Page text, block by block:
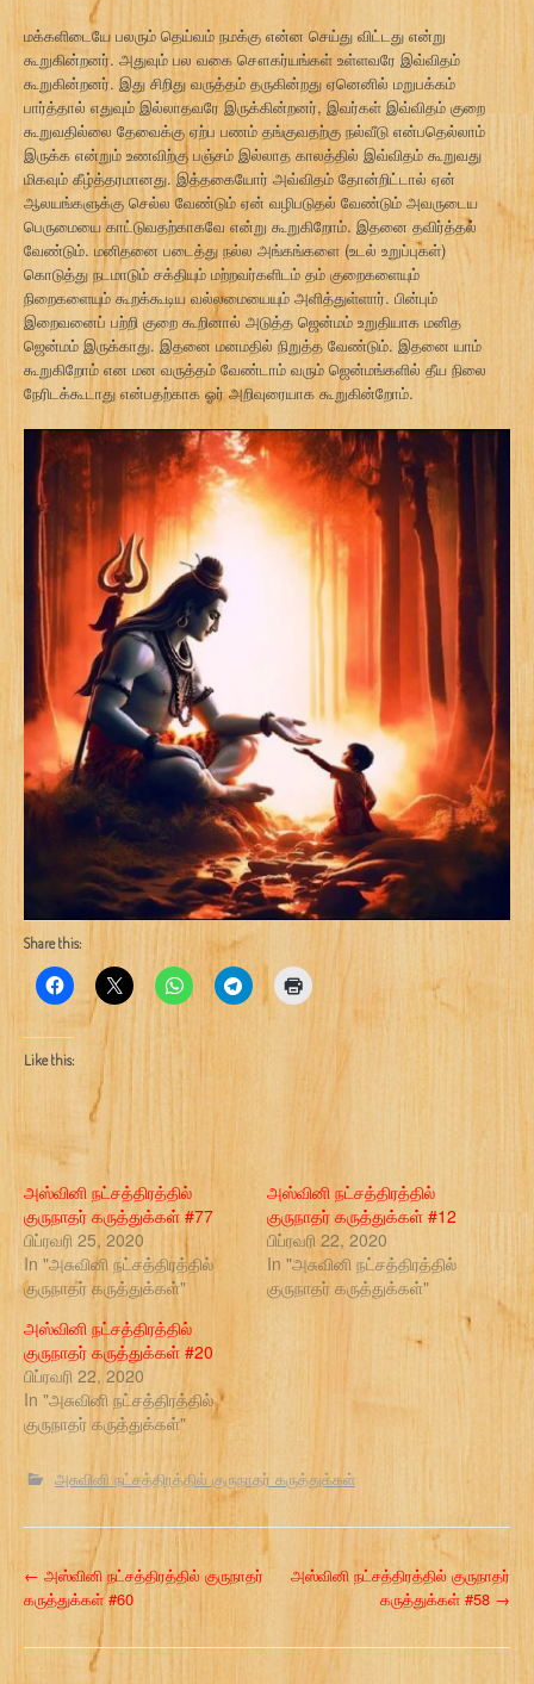
மக்களிடையே பலரும் தெய்வம் நமக்கு என்ன செய்து விட்டது என்று
கூறுகின்றனர். அதுவும் பல வகை சௌகர்யங்கள் உள்ளவரே இவ்விதம்
கூறுகின்றனர். இது சிறிது வருத்தம் தருகின்றது ஏனெனில் மறுபக்கம்
பார்த்தால் எதுவும் இல்லாதவரே இருக்கின்றனர், இவர்கள் இவ்விதம் குறை
கூறுவதில்லை தேவைக்கு ஏற்ப பணம் தங்குவதற்கு நல்வீடு என்பதெல்லாம்
இருக்க என்றும் உணவிற்கு பஞ்சம் இல்லாத காலத்தில் இவ்விதம் கூறுவது
மிகவும் கீழ்த்தரமானது. இத்தகையோர் அவ்விதம் தோன்றிட்டால் ஏன்
ஆலயங்களுக்கு செல்ல வேண்டும் ஏன் வழிபடுதல் வேண்டும் அவருடைய
பெருமையை காட்டுவதற்காகவே என்று கூறுகிறோம். இதனை தவிர்த்தல்
வேண்டும். மனிதனை படைத்து நல்ல அங்கங்களை (உடல் உறுப்புகள்)
கொடுத்து நடமாடும் சக்தியும் மற்றவர்களிடம் தம் குறைகளையும்
நிறைகளையும் கூறக்கூடிய வல்லமையையும் அளித்துள்ளார். பின்பும்
இறைவனைப் பற்றி குறை கூறினால் அடுத்த ஜென்மம் உறுதியாக மனித
ஜென்மம் இருக்காது. இதனை மனமதில் நிறுத்த வேண்டும். இதனை யாம்
கூறுகிறோம் என மன வருத்தம் வேண்டாம் வரும் ஜென்மங்களில் தீய நிலை
நேரிடக்கூடாது என்பதற்காக ஓர் அறிவுரையாக கூறுகின்றோம்.
Share this:
Like this:
அஸ்வினி நட்சத்திரத்தில்
குருநாதர் கருத்துக்கள் #77
பிப்ரவரி 25, 2020
In "அசுவினி நட்சத்திரத்தில்
குருநாதர் கருத்துக்கள்"
அஸ்வினி நட்சத்திரத்தில்
குருநாதர் கருத்துக்கள் #12
பிப்ரவரி 22, 2020
In "அசுவினி நட்சத்திரத்தில்
குருநாதர் கருத்துக்கள்"
அஸ்வினி நட்சத்திரத்தில்
குருநாதர் கருத்துக்கள் #20
பிப்ரவரி 22, 2020
In "அசுவினி நட்சத்திரத்தில்
குருநாதர் கருத்துக்கள்"
அசுவினி நட்சத்திரத்தில் குருநாதர் கருத்துக்கள்
P
← அஸ்வினி நட்சத்திரத்தில் குருநாதர்
கருத்துக்கள் #60
அஸ்வினி நட்சத்திரத்தில் குருநாதர்
கருத்துக்கள் #58 →